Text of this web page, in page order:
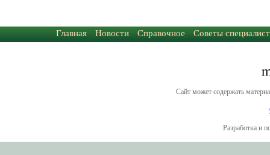
Главная Новости Справочное Советы
Сайт может содержать
Разработка